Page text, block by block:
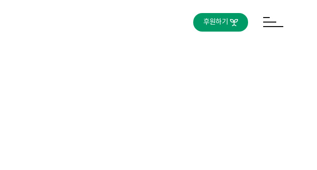
후원하기